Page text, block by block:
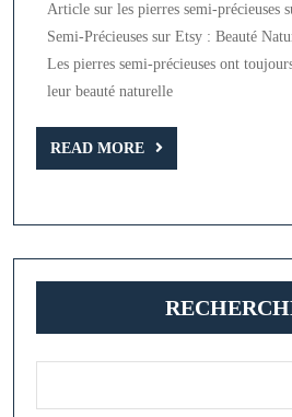
:
Article sur les pierres semi-précieuses
Semi-Précieuses sur Etsy : Beauté
Les pierres semi-précieuses ont
leur beauté naturelle
READ MORE
READ
MORE